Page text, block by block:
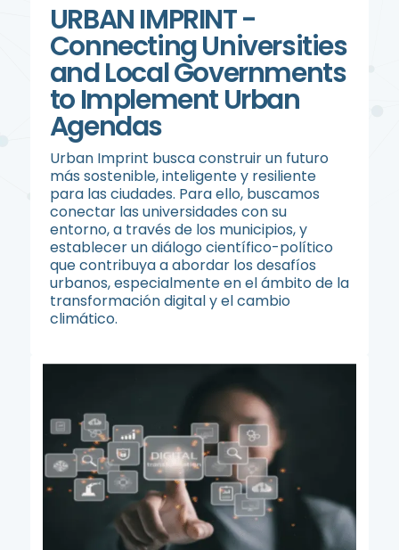
URBAN IMPRINT -
Connecting Universities
and Local Governments
to Implement Urban
Agendas
Urban Imprint busca construir un futuro
más sostenible, inteligente y resiliente
para las ciudades. Para ello, buscamos
conectar las universidades con su
entorno, a través de los municipios, y
establecer un diálogo científico-político
que contribuya a abordar los desafíos
urbanos, especialmente en el ámbito de la
transformación digital y el cambio
climático.